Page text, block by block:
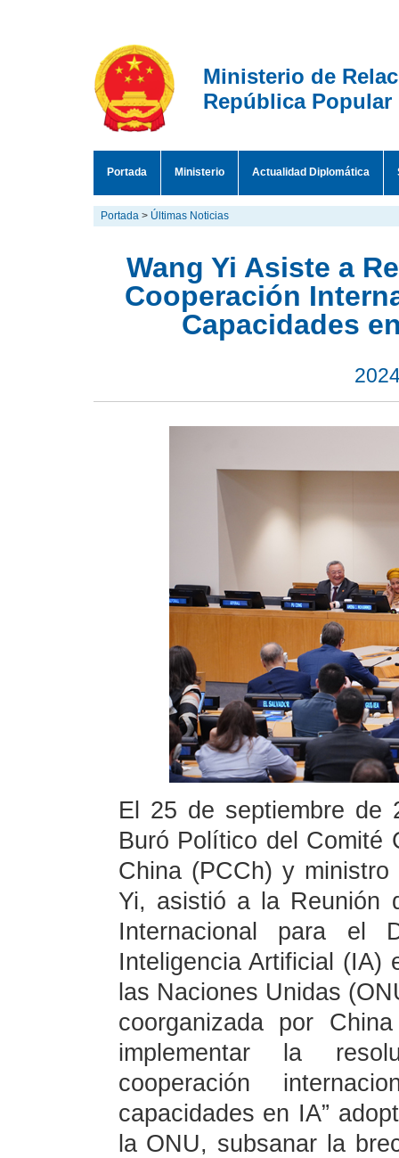
Ministerio de
República Popular
Portada Ministerio Actualidad Diplomática
Portada > Últimas Noticias
Wang Yi Asiste a
Cooperación
Capacidades
El 25 de septiembre de
Buró Político del Comité
China (PCCh) y
Yi, asistió a la Reunión
Internacional para el
Inteligencia Artificial (IA)
las Naciones Unidas
coorganizada por
implementar la
cooperación
capacidades en IA”
la ONU, subsanar la